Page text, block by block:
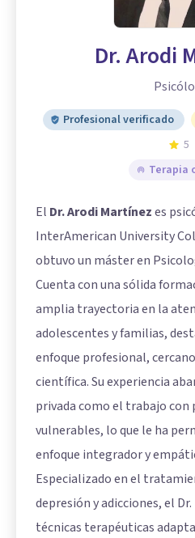
Dr. Arodi
Profesional verificado
5
Terapia
El Dr. Arodi Martínezes
InterAmerican University
obtuvo un máster en
Cuenta con una sólida
amplia trayectoria en la
adolescentes y familias,
enfoque profesional,
científica. Su experiencia
privada como el trabajo con
vulnerables, lo que le ha
enfoque integrador y
Especializado en el
depresión y adicciones, el
técnicas terapéuticas